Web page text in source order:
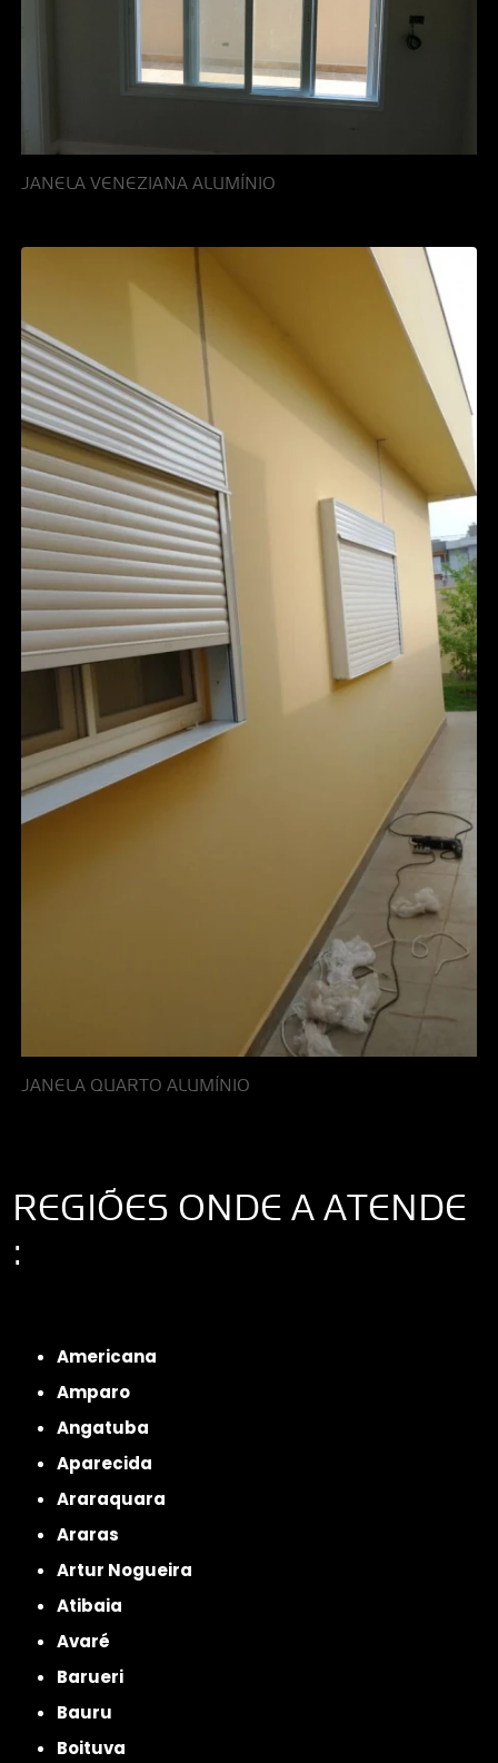
JANELA VENEZIANA ALUMÍNIO
JANELA QUARTO ALUMÍNIO
REGIÕES ONDE A ATENDE
:
Americana
Amparo
Angatuba
Aparecida
Araraquara
Araras
Artur Nogueira
Atibaia
Avaré
Barueri
Bauru
Boituva